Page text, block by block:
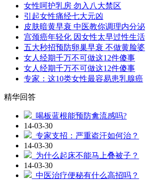
女性呵护乳房 勿入八大禁区
引起女性痛经七大元凶
皮肤暗黄早衰 中医教你调理内分泌
宫颈癌年轻化 因女性太早过性生活
五大秒招预防卵巢早衰 不做黄脸婆
女人经期千万不可做这12件傻事
女人经期千万不可做这12件傻事
专家：这10类女性最容易患乳腺癌
精华回答
喝板蓝根能预防禽流感吗?
14-03-30
专家支招：严重盗汗如何治？
14-03-30
为什么起床不能马上叠被子？
14-03-30
中医治疗便秘有什么高招吗？